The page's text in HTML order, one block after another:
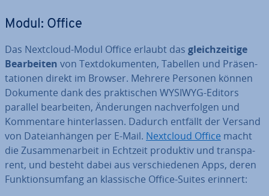
Modul: Office
Das Nextcloud-Modul Office erlaubt das gleich­zei­ti­ge
Be­ar­bei­ten von Text­do­ku­men­ten, Tabellen und Prä­sen­
ta­tio­nen direkt im Browser. Mehrere Personen können
Dokumente dank des prak­ti­schen WYSIWYG-Editors
parallel be­ar­bei­ten, Än­de­run­gen nach­ver­fol­gen und
Kom­men­ta­re hin­ter­las­sen. Dadurch entfällt der Versand
von Da­tei­an­hän­gen per E-Mail. Nextcloud Office macht
die Zu­sam­men­ar­beit in Echtzeit produktiv und trans­pa­
rent, und besteht dabei aus ver­schie­de­nen Apps, deren
Funk­ti­ons­um­fang an klas­si­sche Office-Suites erinnert: